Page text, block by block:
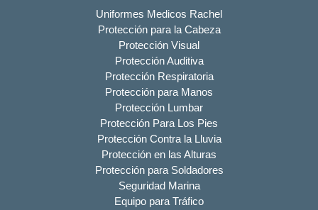
Uniformes Medicos Rachel
Protección para la Cabeza
Protección Visual
Protección Auditiva
Protección Respiratoria
Protección para Manos
Protección Lumbar
Protección Para Los Pies
Protección Contra la Lluvia
Protección en las Alturas
Protección para Soldadores
Seguridad Marina
Equipo para Tráfico